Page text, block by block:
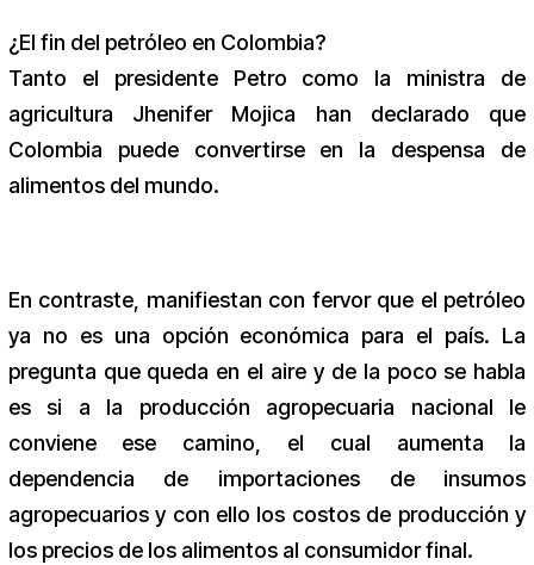
¿El fin del petróleo en Colombia?
Tanto el presidente Petro como la ministra de
agricultura Jhenifer Mojica han declarado que
Colombia puede convertirse en la despensa de
alimentos del mundo.
En contraste, manifiestan con fervor que el petróleo
ya no es una opción económica para el país. La
pregunta que queda en el aire y de la poco se habla
es si a la producción agropecuaria nacional le
conviene ese camino, el cual aumenta la
dependencia de importaciones de insumos
agropecuarios y con ello los costos de producción y
los precios de los alimentos al consumidor final.